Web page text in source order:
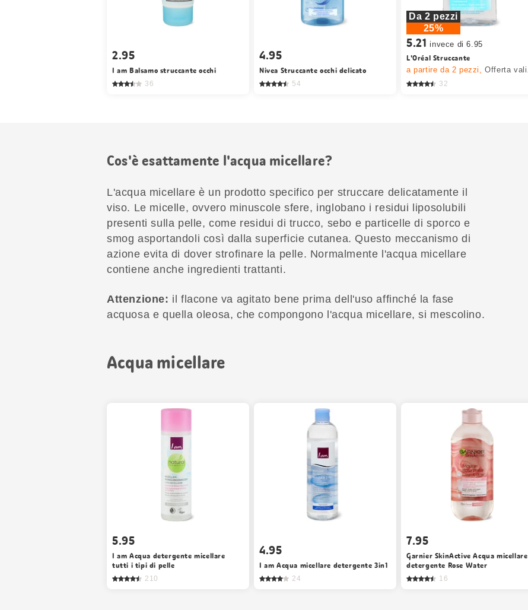
2.95
I am Balsamo struccante occhi
36
4.95
Nivea Struccante occhi delicato
54
Da 2 pezzi
25%
5.21 invece di 6.95
L'Oréal Struccante
a partire da 2 pezzi,Offerta valida solo dal 6.8 al 19.8.2026, fino a esaurimento dello stock.
32
Cos'è esattamente l'acqua micellare?
L'acqua micellare è un prodotto specifico per struccare delicatamente il
viso. Le micelle, ovvero minuscole sfere, inglobano i residui liposolubili
presenti sulla pelle, come residui di trucco, sebo e particelle di sporco e
smog asportandoli così dalla superficie cutanea. Questo meccanismo di
azione evita di dover strofinare la pelle. Normalmente l'acqua micellare
contiene anche ingredienti trattanti.
Attenzione: il flacone va agitato bene prima dell'uso affinché la fase
acquosa e quella oleosa, che compongono l'acqua micellare, si mescolino.
Acqua micellare
5.95
I am Acqua detergente micellare
tutti i tipi di pelle
210
4.95
I am Acqua micellare detergente 3in1
24
7.95
Garnier SkinActive Acqua micellare
detergente Rose Water
16